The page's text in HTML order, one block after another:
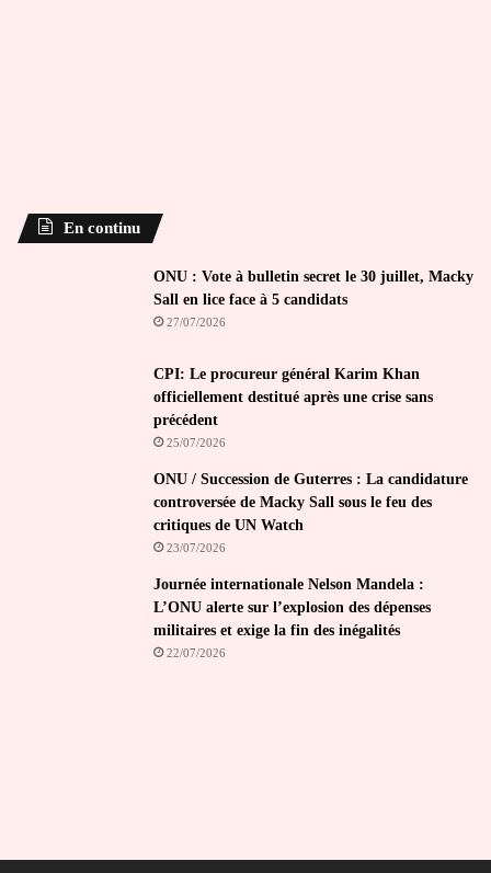
En continu
ONU : Vote à bulletin secret le 30 juillet, Macky
Sall en lice face à 5 candidats
27/07/2026
CPI: Le procureur général Karim Khan
officiellement destitué après une crise sans
précédent
25/07/2026
ONU / Succession de Guterres : La candidature
controversée de Macky Sall sous le feu des
critiques de UN Watch
23/07/2026
Journée internationale Nelson Mandela :
L’ONU alerte sur l’explosion des dépenses
militaires et exige la fin des inégalités
22/07/2026